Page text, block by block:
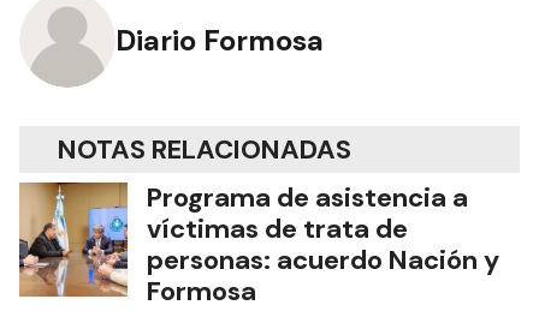
Diario Formosa
NOTAS RELACIONADAS
Programa de asistencia a
víctimas de trata de
personas: acuerdo Nación y
Formosa